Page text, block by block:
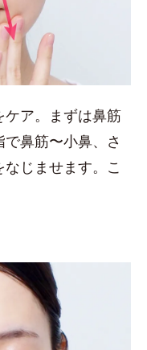
ア。まずは鼻筋
鼻筋〜小鼻、さ
じませます。こ